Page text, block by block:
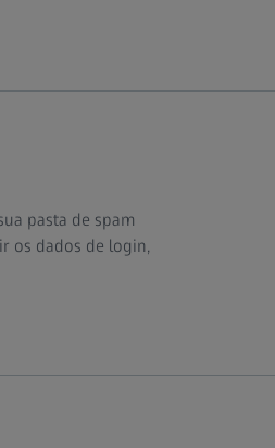
pasta de spam
os dados de login,